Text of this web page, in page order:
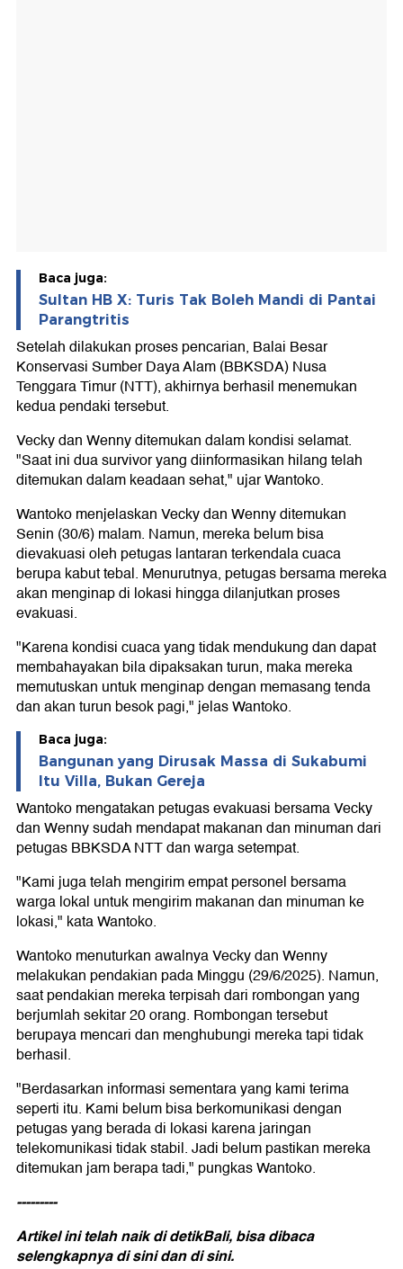
Baca juga:
Sultan HB X: Turis Tak Boleh Mandi di Pantai
Parangtritis
Setelah dilakukan proses pencarian, Balai Besar
Konservasi Sumber Daya Alam (BBKSDA) Nusa
Tenggara Timur (NTT), akhirnya berhasil menemukan
kedua pendaki tersebut.
Vecky dan Wenny ditemukan dalam kondisi selamat.
"Saat ini dua survivor yang diinformasikan hilang telah
ditemukan dalam keadaan sehat," ujar Wantoko.
Wantoko menjelaskan Vecky dan Wenny ditemukan
Senin (30/6) malam. Namun, mereka belum bisa
dievakuasi oleh petugas lantaran terkendala cuaca
berupa kabut tebal. Menurutnya, petugas bersama mereka
akan menginap di lokasi hingga dilanjutkan proses
evakuasi.
"Karena kondisi cuaca yang tidak mendukung dan dapat
membahayakan bila dipaksakan turun, maka mereka
memutuskan untuk menginap dengan memasang tenda
dan akan turun besok pagi," jelas Wantoko.
Baca juga:
Bangunan yang Dirusak Massa di Sukabumi
Itu Villa, Bukan Gereja
Wantoko mengatakan petugas evakuasi bersama Vecky
dan Wenny sudah mendapat makanan dan minuman dari
petugas BBKSDA NTT dan warga setempat.
"Kami juga telah mengirim empat personel bersama
warga lokal untuk mengirim makanan dan minuman ke
lokasi," kata Wantoko.
Wantoko menuturkan awalnya Vecky dan Wenny
melakukan pendakian pada Minggu (29/6/2025). Namun,
saat pendakian mereka terpisah dari rombongan yang
berjumlah sekitar 20 orang. Rombongan tersebut
berupaya mencari dan menghubungi mereka tapi tidak
berhasil.
"Berdasarkan informasi sementara yang kami terima
seperti itu. Kami belum bisa berkomunikasi dengan
petugas yang berada di lokasi karena jaringan
telekomunikasi tidak stabil. Jadi belum pastikan mereka
ditemukan jam berapa tadi," pungkas Wantoko.
---------
Artikel ini telah naik di detikBali, bisa dibaca
selengkapnyadi sinidandi sini.